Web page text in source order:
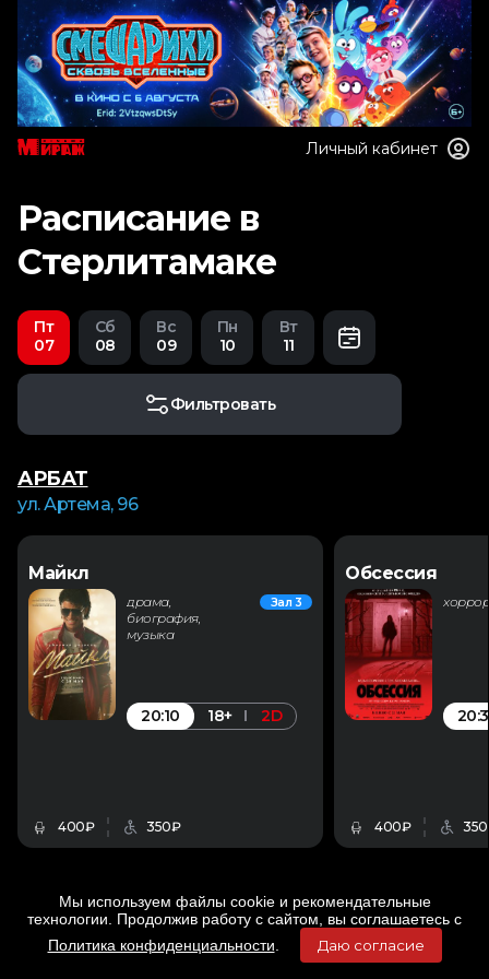
Личный кабинет
Расписание в
Стерлитамаке
Пт
07
Сб
08
Вс
09
Пн
10
Вт
11
Фильтровать
АРБАТ
ул. Артема, 96
Майкл
драма,
биография,
музыка
Зал 3
20:10 18+ 2D
400₽ 350₽
Обсессия
хоррор
400₽
Мы используем файлы cookie и рекомендательные
технологии. Продолжив работу с сайтом, вы соглашаетесь с
Политика конфиденциальности
Даю согласие